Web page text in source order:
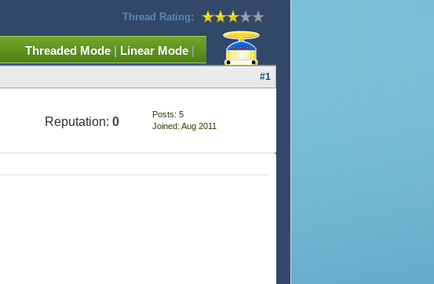
Thread Rating:
Threaded Mode | Linear Mode |
#1
Reputation: 0
Posts: 5
Joined: Aug 2011